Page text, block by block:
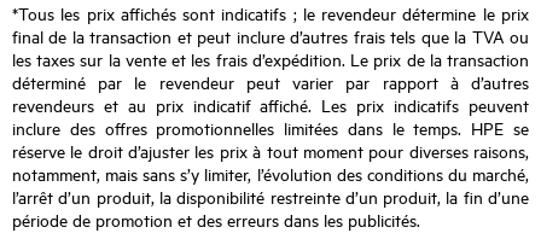
*Tous les prix affichés sont indicatifs ; le revendeur détermine le prix
final de la transaction et peut inclure d’autres frais tels que la TVA ou
les taxes sur la vente et les frais d’expédition. Le prix de la transaction
déterminé par le revendeur peut varier par rapport à d’autres
revendeurs et au prix indicatif affiché. Les prix indicatifs peuvent
inclure des offres promotionnelles limitées dans le temps. HPE se
réserve le droit d’ajuster les prix à tout moment pour diverses raisons,
notamment, mais sans s’y limiter, l’évolution des conditions du marché,
l’arrêt d’un produit, la disponibilité restreinte d’un produit, la fin d’une
période de promotion et des erreurs dans les publicités.